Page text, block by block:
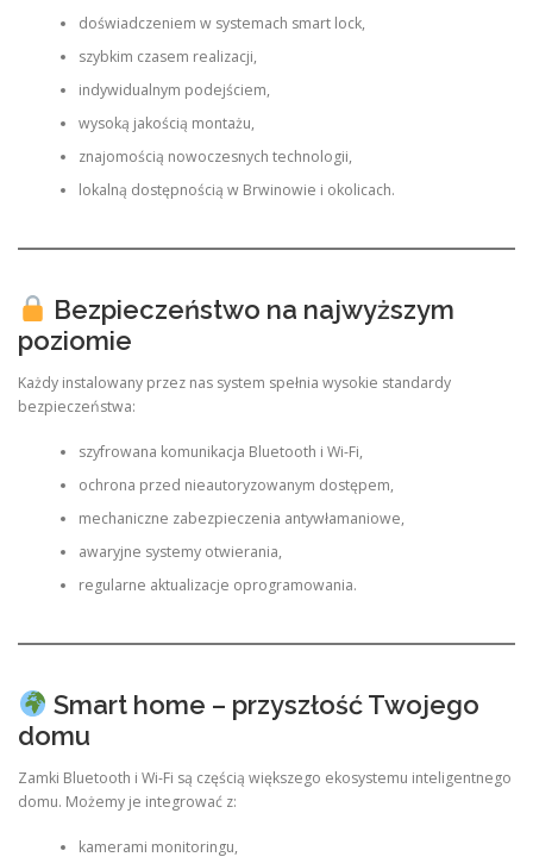
doświadczeniem w systemach smart lock,
szybkim czasem realizacji,
indywidualnym podejściem,
wysoką jakością montażu,
znajomością nowoczesnych technologii,
lokalną dostępnością w Brwinowie i okolicach.
Bezpieczeństwo na najwyższym
poziomie
Każdy instalowany przez nas system spełnia wysokie standardy
bezpieczeństwa:
szyfrowana komunikacja Bluetooth i Wi-Fi,
ochrona przed nieautoryzowanym dostępem,
mechaniczne zabezpieczenia antywłamaniowe,
awaryjne systemy otwierania,
regularne aktualizacje oprogramowania.
Smart home – przyszłość Twojego
domu
Zamki Bluetooth i Wi-Fi są częścią większego ekosystemu inteligentnego
domu. Możemy je integrować z:
kamerami monitoringu,